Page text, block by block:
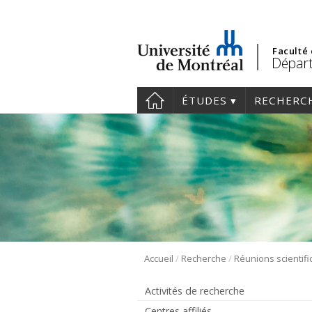
Faculté
ÉTUDES
Accueil / Recherche /
Activités de recherche